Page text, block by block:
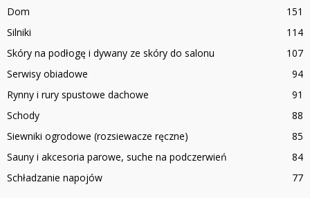
Dom
151
Silniki
114
Skóry na podłogę i dywany ze skóry do salonu
107
Serwisy obiadowe
94
Rynny i rury spustowe dachowe
91
Schody
88
Siewniki ogrodowe (rozsiewacze ręczne)
85
Sauny i akcesoria parowe, suche na podczerwień
84
Schładzanie napojów
77